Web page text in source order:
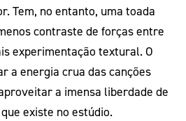
Tem, no entanto, uma toada
contraste de forças entre
experimentação textural. O
a energia crua das canções
a imensa liberdade de
existe no estúdio.